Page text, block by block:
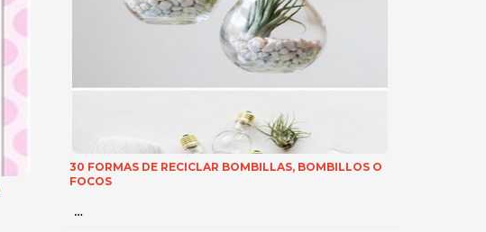
30 FORMAS DE RECICLAR BOMBILLAS, BOMBILLOS O
FOCOS
…